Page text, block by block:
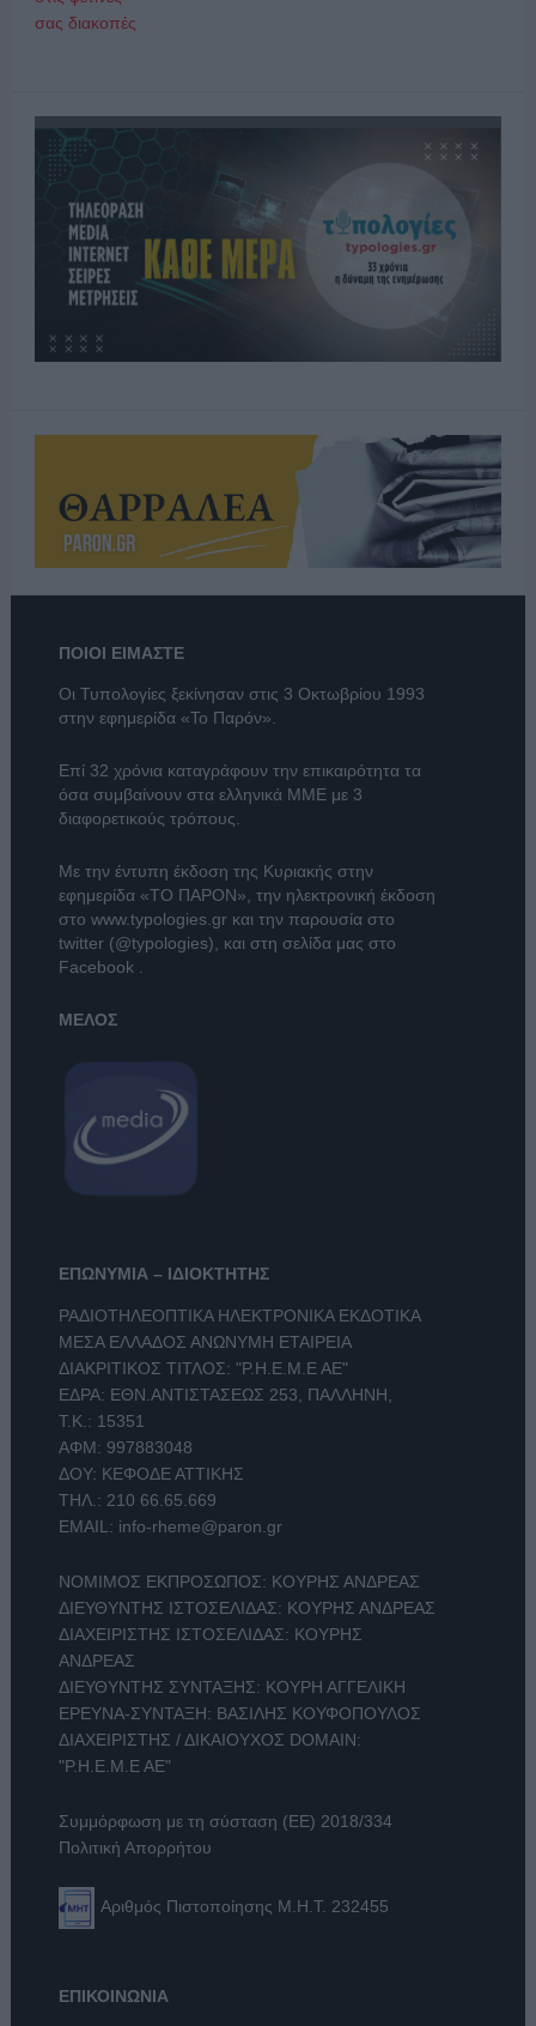
ΠΟΙΟΙ ΕΙΜΑΣΤΕ
Οι Τυπολογίες ξεκίνησαν στις 3 Οκτωβρίου 1993
στην εφημερίδα «Το Παρόν».
Επί 32 χρόνια καταγράφουν την επικαιρότητα τα
όσα συμβαίνουν στα ελληνικά ΜΜΕ με 3
διαφορετικούς τρόπους.
Με την έντυπη έκδοση της Κυριακής στην
εφημερίδα «ΤΟ ΠΑΡΟΝ» , την ηλεκτρονική έκδοση
στο www.typologies.grκαι την παρουσία στο
twitter (@typologies) , και στη σελίδα μας στο
Facebook
ΜΕΛΟΣ
ΕΠΩΝΥΜΙΑ – ΙΔΙΟΚΤΗΤΗΣ
ΡΑΔΙΟΤΗΛΕΟΠΤΙΚΑ ΗΛΕΚΤΡΟΝΙΚΑ ΕΚΔΟΤΙΚΑ
ΜΕΣΑ ΕΛΛΑΔΟΣ ΑΝΩΝΥΜΗ ΕΤΑΙΡΕΙΑ
ΔΙΑΚΡΙΤΙΚΟΣ ΤΙΤΛΟΣ: "Ρ.Η.Ε.Μ.Ε ΑΕ"
ΕΔΡΑ: ΕΘΝ.ΑΝΤΙΣΤΑΣΕΩΣ 253, ΠΑΛΛΗΝΗ,
Τ.Κ.: 15351
ΑΦΜ: 997883048
ΔΟΥ: ΚΕΦΟΔΕ ΑΤΤΙΚΗΣ
ΤΗΛ.: 210 66.65.669
EMAIL: info-rheme@paron.gr
ΝΟΜΙΜΟΣ ΕΚΠΡΟΣΩΠΟΣ: ΚΟΥΡΗΣ ΑΝΔΡΕΑΣ
ΔΙΕΥΘΥΝΤΗΣ ΙΣΤΟΣΕΛΙΔΑΣ: ΚΟΥΡΗΣ ΑΝΔΡΕΑΣ
ΔΙΑΧΕΙΡΙΣΤΗΣ ΙΣΤΟΣΕΛΙΔΑΣ: ΚΟΥΡΗΣ
ΑΝΔΡΕΑΣ
ΔΙΕΥΘΥΝΤΗΣ ΣΥΝΤΑΞΗΣ: ΚΟΥΡΗ ΑΓΓΕΛΙΚΗ
ΕΡΕΥΝΑ-ΣΥΝΤΑΞΗ: ΒΑΣΙΛΗΣ ΚΟΥΦΟΠΟΥΛΟΣ
ΔΙΑΧΕΙΡΙΣΤΗΣ / ΔΙΚΑΙΟΥΧΟΣ DOMAIN:
"Ρ.Η.Ε.Μ.Ε ΑΕ"
Συμμόρφωση με τη σύσταση (ΕΕ) 2018/334
Πολιτική Απορρήτου
Αριθμός Πιστοποίησης Μ.Η.Τ. 232455
ΕΠΙΚΟΙΝΩΝΙΑ